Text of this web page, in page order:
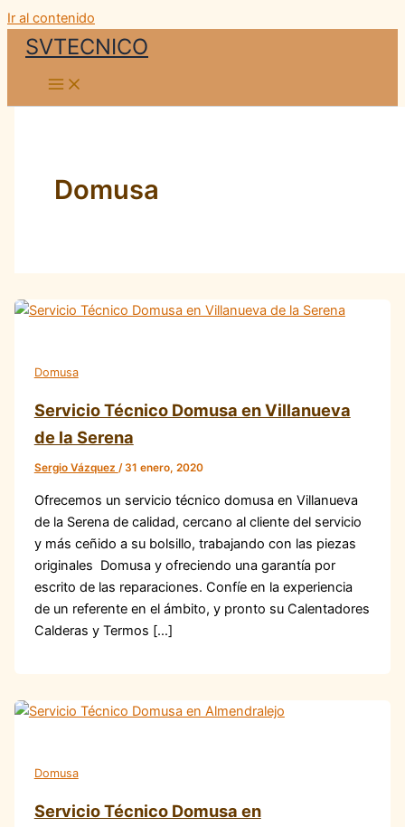
Ir al contenido
SVTECNICO
Domusa
Domusa
Servicio Técnico Domusa en Villanueva
de la Serena
Sergio Vázquez /31 enero, 2020
Ofrecemos un servicio técnico domusa en Villanueva
de la Serena de calidad, cercano al cliente del servicio
y más ceñido a su bolsillo, trabajando con las piezas
originales Domusa y ofreciendo una garantía por
escrito de las reparaciones. Confíe en la experiencia
de un referente en el ámbito, y pronto su Calentadores
Calderas y Termos […]
Domusa
Servicio Técnico Domusa en